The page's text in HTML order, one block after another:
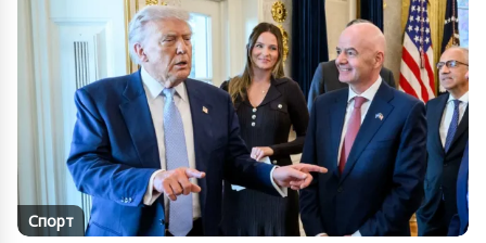
Спорт